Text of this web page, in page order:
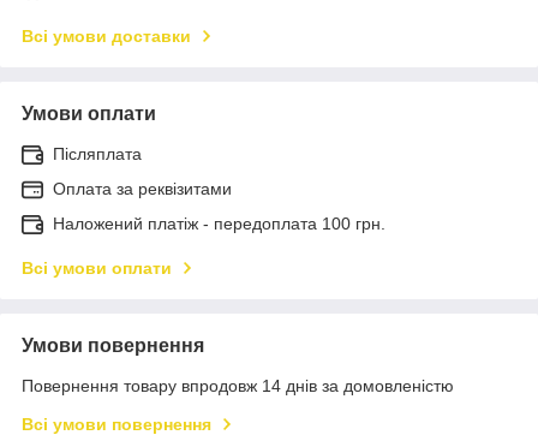
Всі умови доставки
Умови оплати
Післяплата
Оплата за реквізитами
Наложений платіж - передоплата 100 грн.
Всі умови оплати
Умови повернення
Повернення товару впродовж 14 днів за домовленістю
Всі умови повернення